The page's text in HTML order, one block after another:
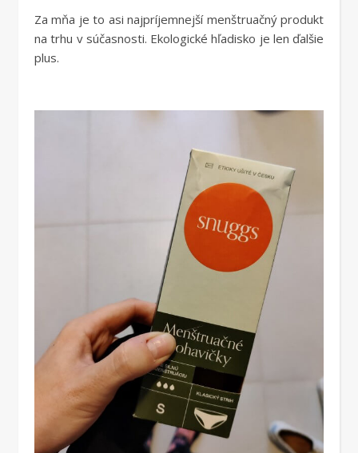
Za mňa je to asi najpríjemnejší menštruačný produkt
na trhu v súčasnosti. Ekologické hľadisko je len ďalšie
plus.